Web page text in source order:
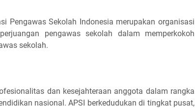
Pengawas Sekolah Indonesia merupakan organisasi
pengawas sekolah dalam memperkokoh
sekolah.
dan kesejahteraan anggota dalam rangka
nasional. APSI berkedudukan di tingkat pusat,